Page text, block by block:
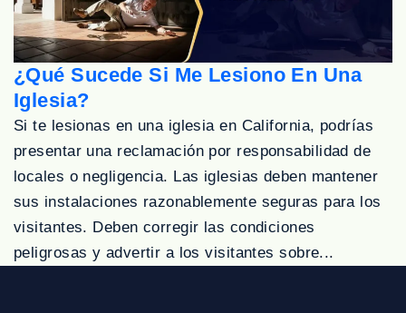
¿Qué Sucede Si Me Lesiono En Una
Iglesia?
Si te lesionas en una iglesia en California, podrías
presentar una reclamación por responsabilidad de
locales o negligencia. Las iglesias deben mantener
sus instalaciones razonablemente seguras para los
visitantes. Deben corregir las condiciones
peligrosas y advertir a los visitantes sobre...